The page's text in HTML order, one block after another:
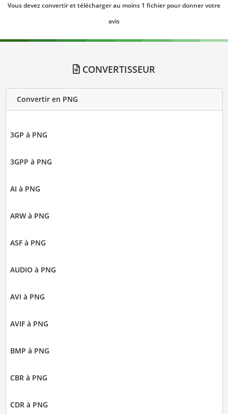
Vous devez convertir et télécharger au moins 1 fichier pour donner votre
avis
CONVERTISSEUR
Convertir en PNG
3GP à PNG
3GPP à PNG
AI à PNG
ARW à PNG
ASF à PNG
AUDIO à PNG
AVI à PNG
AVIF à PNG
BMP à PNG
CBR à PNG
CDR à PNG